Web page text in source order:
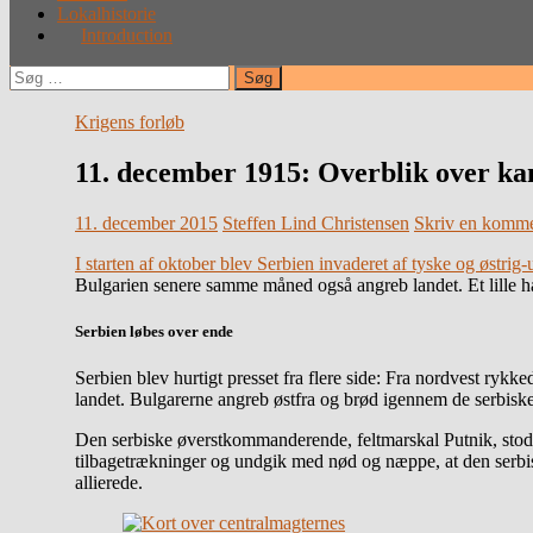
Lokalhistorie
Introduction
Søg
efter:
Krigens forløb
11. december 1915: Overblik over
11. december 2015 Steffen Lind Christensen Skriv en
I starten af oktober blev Serbien invaderet af tyske og østrig-
Bulgarien senere samme måned også angreb landet. Et
Serbien løbes over ende
Serbien blev hurtigt presset fra flere side: Fra nordvest
landet. Bulgarerne angreb østfra og brød igennem de
Den serbiske øverstkommanderende, feltmarskal Putnik,
tilbagetrækninger og undgik med nød og næppe, at den
allierede.